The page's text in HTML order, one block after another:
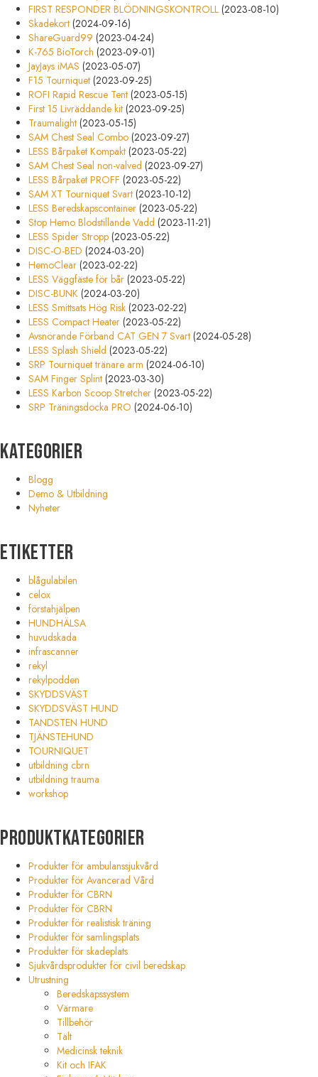
FIRST RESPONDER BLÖDNINGSKONTROLL (2023-08-10)
Skadekort (2024-09-16)
ShareGuard99 (2023-04-24)
K-765 BioTorch (2023-09-01)
JayJays iMAS (2023-05-07)
F15 Tourniquet (2023-09-25)
ROFI Rapid Rescue Tent (2023-05-15)
First 15 Livräddande kit (2023-09-25)
Traumalight (2023-05-15)
SAM Chest Seal Combo (2023-09-27)
LESS Bårpaket Kompakt (2023-05-22)
SAM Chest Seal non-valved (2023-09-27)
LESS Bårpaket PROFF (2023-05-22)
SAM XT Tourniquet Svart (2023-10-12)
LESS Beredskapscontainer (2023-05-22)
Stop Hemo Blodstillande Vadd (2023-11-21)
LESS Spider Stropp (2023-05-22)
DISC-O-BED (2024-03-20)
HemoClear (2023-02-22)
LESS Väggfäste för bår (2023-05-22)
DISC-BUNK (2024-03-20)
LESS Smittsats Hög Risk (2023-02-22)
LESS Compact Heater (2023-05-22)
Avsnörande Förband CAT GEN 7 Svart (2024-05-28)
LESS Splash Shield (2023-05-22)
SRP Tourniquet tränare arm (2024-06-10)
SAM Finger Splint (2023-03-30)
LESS Karbon Scoop Stretcher (2023-05-22)
SRP Träningsdocka PRO (2024-06-10)
Kategorier
Blogg
Demo & Utbildning
Nyheter
Etiketter
blågulabilen
celox
förstahjälpen
HUNDHÄLSA
huvudskada
infrascanner
rekyl
rekylpodden
SKYDDSVÄST
SKYDDSVÄST HUND
TANDSTEN HUND
TJÄNSTEHUND
TOURNIQUET
utbildning cbrn
utbildning trauma
workshop
Produktkategorier
Produkter för ambulanssjukvård
Produkter för Avancerad Vård
Produkter för CBRN
Produkter för CBRN
Produkter för realistisk träning
Produkter för samlingsplats
Produkter för skadeplats
Sjukvårdsprodukter för civil beredskap
Utrustning
Beredskapssystem
Värmare
Tillbehör
Tält
Medicinsk teknik
Kit och IFAK